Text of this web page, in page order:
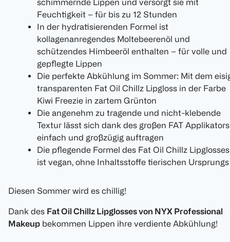
schimmernde Lippen und versorgt sie mit
Feuchtigkeit – für bis zu 12 Stunden
In der hydratisierenden Formel ist
kollagenanregendes Moltebeerenöl und
schützendes Himbeeröl enthalten – für volle und
gepflegte Lippen
Die perfekte Abkühlung im Sommer: Mit dem
transparenten Fat Oil Chillz Lipgloss in der Farbe
Kiwi Freezie in zartem Grünton
Die angenehm zu tragende und nicht-klebende
Textur lässt sich dank des großen FAT Applikators
einfach und großzügig auftragen
Die pflegende Formel des Fat Oil Chillz Lipglosses
ist vegan, ohne Inhaltsstoffe tierischen Ursprungs
Diesen Sommer wird es chillig!
Dank des Fat Oil Chillz Lipglosses von NYX Professional
Makeup bekommen Lippen ihre verdiente Abkühlung!